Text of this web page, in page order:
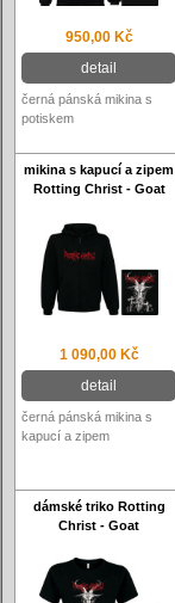
950,00 Kč
detail
černá pánská mikina s
potiskem
mikina s kapucí a zipem
Rotting Christ - Goat
1 090,00 Kč
detail
černá pánská mikina s
kapucí a zipem
dámské triko Rotting
Christ - Goat